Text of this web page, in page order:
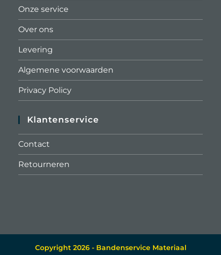
Onze service
Over ons
Levering
Algemene voorwaarden
Privacy Policy
Klantenservice
Contact
Retourneren
Copyright 2026 - Bandenservice Materiaal